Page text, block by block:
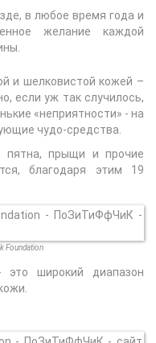
в любое время года и
желание каждой
и шелковистой кожей –
если уж так случилось,
«неприятности» - на
чудо-средства.
пятна, прыщи и прочие
благодаря этим 19
Foundation
это широкий диапазон